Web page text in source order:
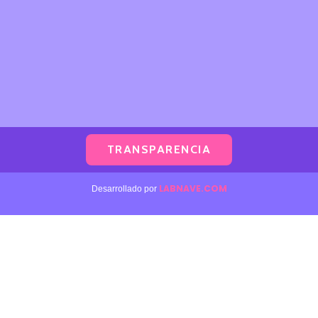
TRANSPARENCIA
Desarrollado por LABNAVE.COM